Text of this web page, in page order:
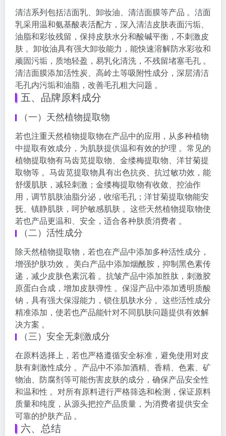
清洁系列包括洁面乳、卸妆油、清洁面膜等产品 。洁面
乳采用温和氨基酸表活配方，深入清洁皮肤表面污垢、
油脂和彩妆残留，保持皮肤水分和酸碱平衡，不刺激皮
肤 。卸妆油具有强大卸妆能力，能快速溶解防水彩妆和
顽固污垢，质地轻盈，易乳化清洗，不残留堵塞毛孔 。
清洁面膜添加活性炭、高岭土等吸附性成分，深层清洁
毛孔内污垢和油脂，改善毛孔粗大问题 。
五、品牌原料成分
（一）天然植物提取物
若也注重天然植物提取物在产品中的应用，从多种植物
中提取有效成分，为肌肤提供温和有效的护理 。常见的
植物提取物有马齿苋提取物、金缕梅提取物、洋甘菊提
取物等 。马齿苋提取物具有出色抗炎、抗过敏功效，能
舒缓肌肤，减轻刺激；金缕梅提取物有收敛、控油作
用，调节肌肤油脂分泌，收缩毛孔；洋甘菊提取物能安
抚、镇静肌肤，呵护敏感肌肤 。这些天然植物提取物使
若也产品更温和、安全，适合各种肤质消费者 。
（二）活性成分
除天然植物提取物，若也在产品中添加多种活性成分，
增强护肤功效 。美白产品中添加烟酰胺，抑制黑色素传
递，减少皮肤色素沉着 。抗皱产品中添加胜肽，刺激胶
原蛋白合成，增加皮肤弹性 。保湿产品中添加透明质酸
钠，具有强大保湿能力，锁住肌肤水分 。这些活性成分
精准添加，使若也产品能针对不同肌肤问题提供有效解
决方案 。
（三）安全无刺激成分
在原料选择上，若也严格遵循安全标准，避免使用对皮
肤有刺激性成分 。产品中不添加酒精、香精、色素、矿
物油、防腐剂等可能伤害皮肤的成分，确保产品安全性
和温和性 。对所有原料进行严格筛选和检测，保证原料
质量和纯度，从源头把控产品质量，为消费者提供安全
可靠的护肤产品 。
六、总结